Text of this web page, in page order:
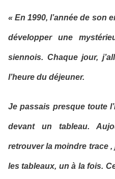
« En 1990, l’année de son
développer une
siennois. Chaque jour,
l’heure du déjeuner.
Je passais presque toute
devant un tableau.
retrouver la moindre trace
les tableaux, un à la fois.